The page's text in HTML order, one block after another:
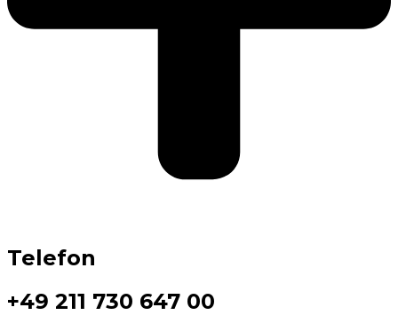
Telefon
+49 211 730 647 00